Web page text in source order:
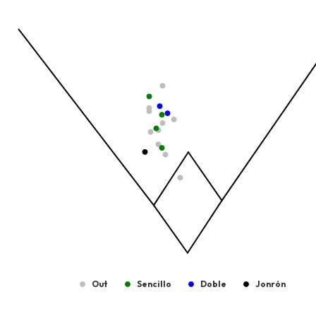
The chart has 1 X axis displaying values. Data ranges from -
The chart has 1 Y axis displaying values. Data ranges from -
Out Sencillo Doble Jonrón